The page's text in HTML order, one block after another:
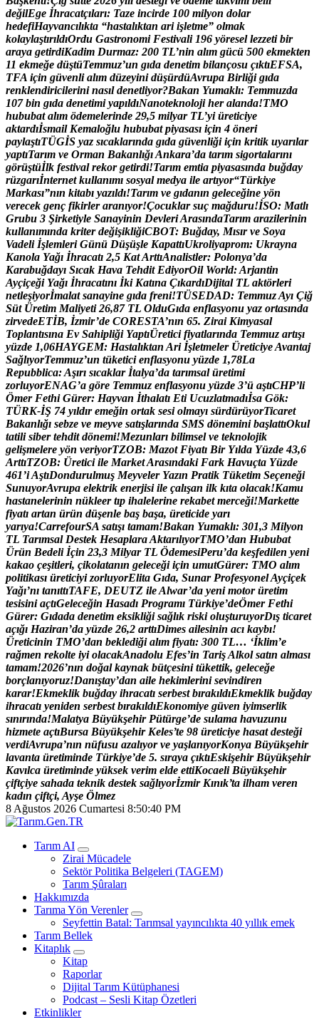
değilEge İhracatçıları: Taze incirde 100 milyon dolar
hedefiHayvancılıkta “hastalıktan ari işletme” olmak
kolaylaştırıldıOrdu Gastronomi Festivali 196 yöresel lezzeti bir
araya getirdiKadim Durmaz: 200 TL’nin alım gücü 500 ekmekten
11 ekmeğe düştüTemmuz’un gıda denetim bilançosu çıktıEFSA,
TFA için güvenli alım düzeyini düşürdüAvrupa Birliği gıda
renklendiricilerini nasıl denetliyor?Bakan Yumaklı: Temmuzda
107 bin gıda denetimi yapıldıNanoteknoloji her alanda!TMO
hububat alım ödemelerinde 29,5 milyar TL’yi üreticiye
aktardıİsmail Kemaloğlu hububat piyasası için 4 öneri
paylaştıTÜGİS yaz sıcaklarında gıda güvenliği için kritik uyarılar
yaptıTarım ve Orman BakanlığıAnkara’da tarım sigortalarını
görüştüİlk festival rekor getirdi!Tarım emtia piyasasında buğday
rüzgarıİnternet kullanımı sosyal medya ile artıyor“Türkiye
Markası”nın kitabı yazıldı!Tarım ve gıdanın geleceğine yön
verecek genç fikirler aranıyor!Çocuklar suç mağduru!İSO: Matlı
Grubu 3 Şirketiyle Sanayinin DevleriArasındaTarım arazilerinin
kullanımında kriter değişikliğiCBOT: Buğday, Mısır ve Soya
Vadeli İşlemleri Günü Düşüşle KapattıUkroliyaprom: Ukrayna
Kanola Yağı İhracatı 2,5 KatArttıAnalistler: Polonya’da
Karabuğdayı Sıcak Hava Tehdit EdiyorOil World:Arjantin
Ayçiçeği Yağı İhracatını İki Katına ÇıkardıDijital TL aktörleri
netleşiyorİmalat sanayine gıda freni!TÜSEDAD: TemmuzAyı Çiğ
Süt Üretim Maliyeti 26,87 TL OlduGıda enflasyonu yaz ortasında
zirvedeETİB, İzmir’de CORESTA’nın 65. Zirai Kimyasal
Toplantısına Ev Sahipliği YaptıÜretici fiyatlarında Temmuz artışı
yüzde 1,06HAYGEM: Hastalıktan Ari İşletmeler ÜreticiyeAvantaj
SağlıyorTemmuz’un tüketici enflasyonu yüzde 1,78La
Repubblica:Aşırı sıcaklar İtalya’da tarımsal üretimi
zorluyorENAG’a göre Temmuz enflasyonu yüzde 3’ü aştıCHP’li
Ömer Fethi Gürer: Hayvan İthalatı Eti Ucuzlatmadıİsa Gök:
TÜRK-İŞ 74 yıldır emeğin ortak sesi olmayı sürdürüyorTicaret
Bakanlığı sebze ve meyve satışlarında SMS dönemini başlattıOkul
tatili siber tehdit dönemi!Mezunları bilimsel ve teknolojik
gelişmelere yön veriyorTZOB: Mazot Fiyatı Bir Yılda Yüzde 43,6
ArttıTZOB: Üretici ile MarketArasındaki Fark Havuçta Yüzde
461’iAştıDondurulmuş Meyveler Yazın Pratik Tüketim Seçeneği
SunuyorAvrupa elektrik enerjisi ile çalışan ilk kıta olacak!Kamu
hastanelerinin nükleer tıp ihalelerine rekabet merceği!Markette
fiyatı artan ürün düşenle baş başa, üreticide yarı
yarıya!CarrefourSA satışı tamam!Bakan Yumaklı: 301,3 Milyon
TL Tarımsal Destek HesaplaraAktarılıyorTMO’dan Hububat
Ürün Bedeli İçin 23,3 Milyar TL ÖdemesiPeru’da keşfedilen yeni
kakao çeşitleri, çikolatanın geleceği için umutGürer: TMO alım
politikası üreticiyi zorluyorElita Gıda, Sunar ProfesyonelAyçiçek
Yağı’nı tanıttıTAFE, DEUTZ ileAlwar’da yeni motor üretim
tesisini açtıGeleceğin Hasadı Programı Türkiye’deÖmer Fethi
Gürer: Gıdada denetim eksikliği sağlık riski oluşturuyorDış ticaret
açığı Haziran’da yüzde 26,2 arttıDimes ailesinin acı kaybı!
Üreticinin TMO’dan beklediği alım fiyatı: 300 TL… ‘İklim’e
rağmen rekolte iyi olacakAnadolu Efes’in TarişAlkol satın alması
tamam!2026’nın doğal kaynak bütçesini tükettik, geleceğe
borçlanıyoruz!Danıştay’dan aile hekimlerini sevindiren
karar!Ekmeklik buğday ihracatı serbest bırakıldıEkmeklik buğday
ihracatı yeniden serbest bırakıldıEkonomiye güven iyimserlik
sınırında!Malatya Büyükşehir Pütürge’de sulama havuzunu
hizmete açtıBursa Büyükşehir Keles’te 98 üreticiye hasat desteği
verdiAvrupa’nın nüfusu azalıyor ve yaşlanıyorKonya Büyükşehir
lavanta üretiminde Türkiye’de 5. sıraya çıktıEskişehir Büyükşehir
Kavılca üretiminde yüksek verim elde ettiKocaeli Büyükşehir
çiftçiye sahada teknik destek sağlıyorİzmir Kınık’ta ilham veren
kadın çiftçi, Ayşe Ölmez
8 Ağustos 2026 Cumartesi 8:50:41 PM
Türk Tarımının İnternetteki Adresi
Tarım AI
Zirai Mücadele
Sektör Politika Belgeleri (TAGEM)
Tarım Şûraları
Hakkımızda
Tarıma Yön Verenler
Seyfettin Batal: Tarımsal yayıncılıkta 40 yıllık emek
Tarım Bellek
Kitaplık
Kitap
Raporlar
Dijital Tarım Kütüphanesi
Podcast – Sesli Kitap Özetleri
Etkinlikler